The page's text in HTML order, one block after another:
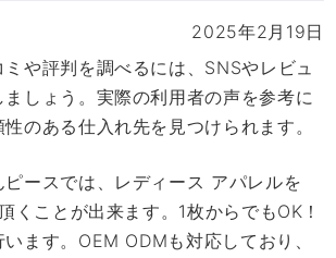
2025年2月19日
や評判を調べるには、SNSやレビュ
しょう。実際の利用者の声を参考に
のある仕入れ先を見つけられます。
ースでは、レディース アパレルを
くことが出来ます。1枚からでもOK！
ます。OEM ODMも対応しており、